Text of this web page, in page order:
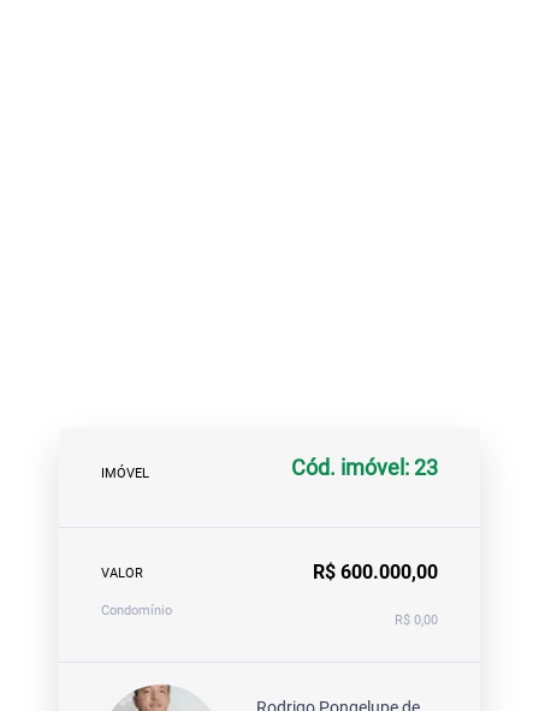
IMÓVEL Cód. imóvel: 23
VALOR R$ 600.000,00
Condomínio
R$ 0,00